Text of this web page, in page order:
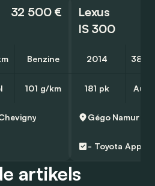
32 500 €
Benzine
101 g/km
Lexus
IS 300
2014 38
181 pk
Gégo Namur
- Toyota
artikels